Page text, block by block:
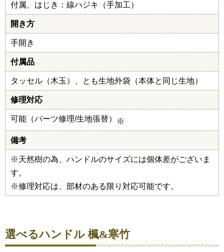
付属、はじき：線ハジキ（手加工）
開き方
手開き
付属品
タッセル（木玉）、とも生地外袋（本体と同じ生地）
修理対応
可能（パーツ修理/生地張替） ※
備考
※天然樹の為、ハンドルのサイズには個体差がございま
す。
※修理対応は、部材のある限り対応可能です。
選べるハンドル 楓&寒竹